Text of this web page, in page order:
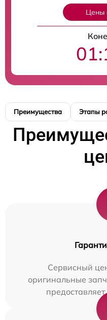
Цены
Преимущества Этапы
Сервисный
оригинальные